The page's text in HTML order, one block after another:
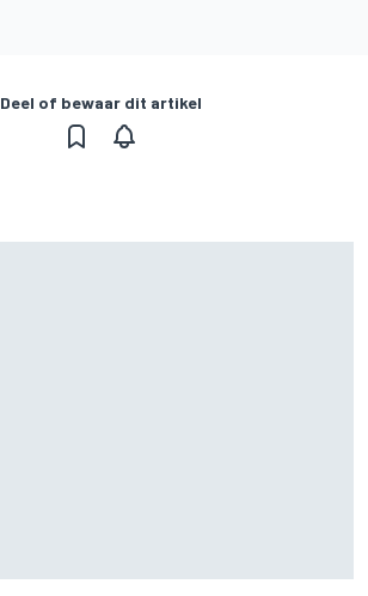
Deel of bewaar dit artikel